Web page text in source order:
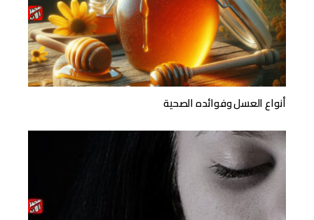
أنواع العسل وفوائده الصحية